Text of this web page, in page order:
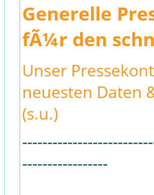
Generelle
fÃ¼r den
Unser
neuesten Daten
(s.u.)
-----------------